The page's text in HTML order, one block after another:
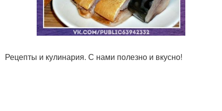
Рецепты и кулинария. С нами полезно и вкусно!